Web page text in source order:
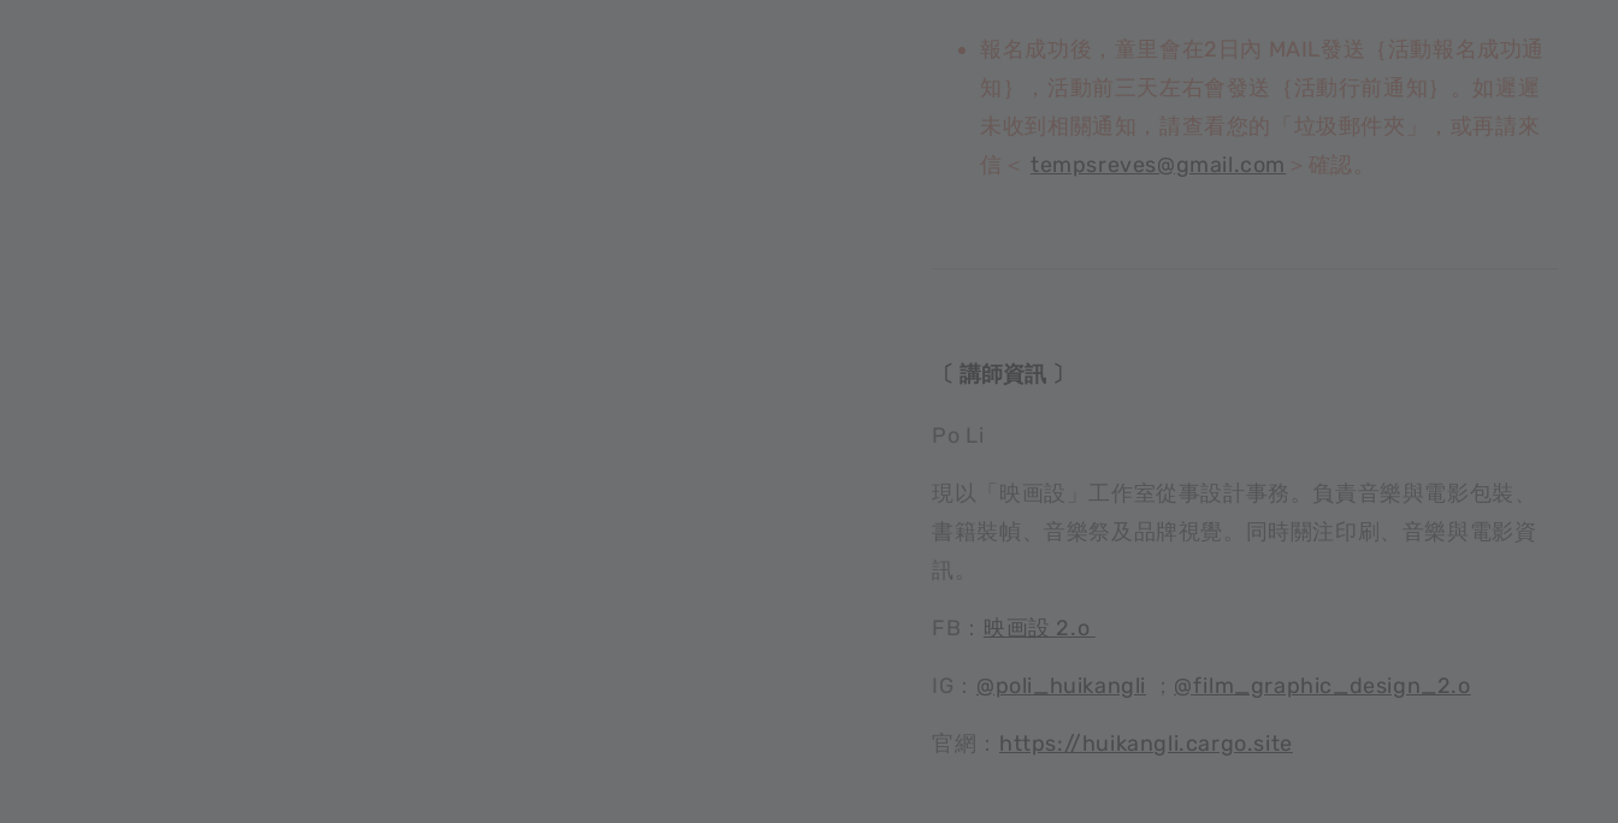
報名成功後，童里會在2日內 MAIL發送｛活動報名成功通
知｝，活動前三天左右會發送｛活動行前通知｝。如遲遲
未收到相關通知，請查看您的「垃圾郵件夾」，或再請來
信＜ tempsreves@gmail.com ＞確認。
〔 講師資訊 〕
Po Li
現以「映画設」工作室從事設計事務。負責音樂與電影包裝、
書籍裝幀、音樂祭及品牌視覺。同時關注印刷、音樂與電影資
訊。
FB： 映画設 2.o
IG： @poli_huikangli ； @film_graphic_design_2.o
官網： https://huikangli.cargo.site